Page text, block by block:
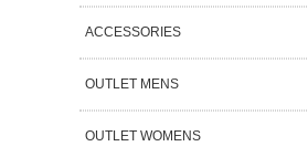
ACCESSORIES
OUTLET MENS
OUTLET WOMENS